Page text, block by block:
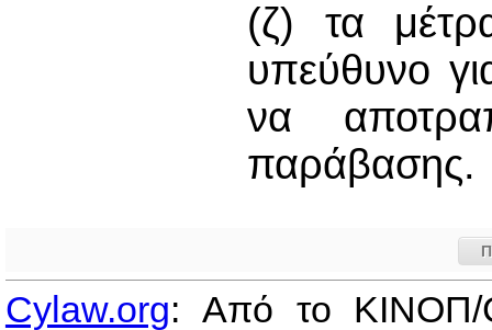
(ζ) τα
υπεύθυνο
να
παράβασης.
Cylaw.org: Από το